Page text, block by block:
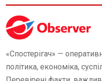
«Спостерігач» —
політика, економіка,